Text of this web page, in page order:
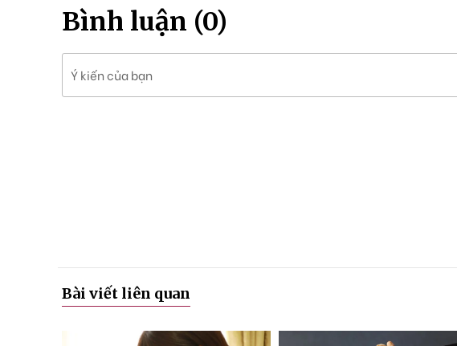
a
Bình luận (0)
Ý kiến của bạn
Bài viết liên quan